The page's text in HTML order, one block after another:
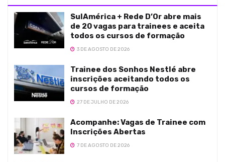
SulAmérica + Rede D’Or abre mais
de 20 vagas para trainees e aceita
todos os cursos de formação
3 DE AGOSTO DE 2026
Trainee dos Sonhos Nestlé abre
inscrições aceitando todos os
cursos de formação
27 DE JULHO DE 2026
Acompanhe: Vagas de Trainee com
Inscrições Abertas
7 DE AGOSTO DE 2026